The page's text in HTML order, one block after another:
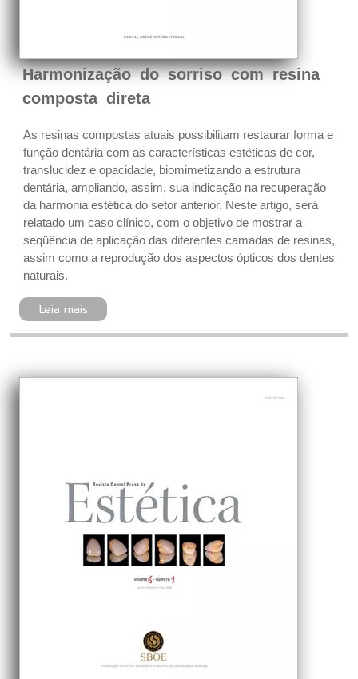
Harmonização do sorriso com resina
composta direta
As resinas compostas atuais possibilitam restaurar forma e
função dentária com as características estéticas de cor,
translucidez e opacidade, biomimetizando a estrutura
dentária, ampliando, assim, sua indicação na recuperação
da harmonia estética do setor anterior. Neste artigo, será
relatado um caso clínico, com o objetivo de mostrar a
seqüência de aplicação das diferentes camadas de resinas,
assim como a reprodução dos aspectos ópticos dos dentes
naturais.
Leia mais